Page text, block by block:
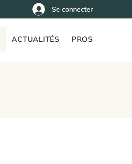
Se connecter
ACTUALITÉS PROS